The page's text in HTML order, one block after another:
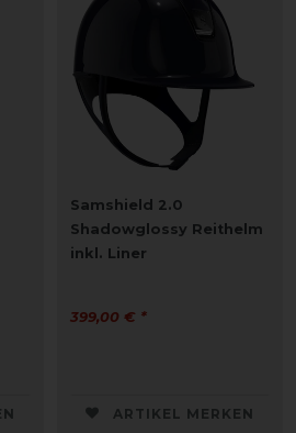
Samshield 2.0
Shadowglossy Reithelm
inkl. Liner
399,00 € *
ARTIKEL MERKEN